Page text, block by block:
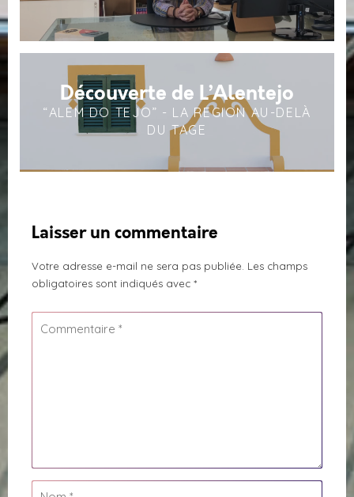
Découverte de L’Alentejo
“ALEM DO TEJO” - LA REGION AU-DELÀ
DU TAGE
Laisser un commentaire
Votre adresse e-mail ne sera pas publiée. Les champs
obligatoires sont indiqués avec *